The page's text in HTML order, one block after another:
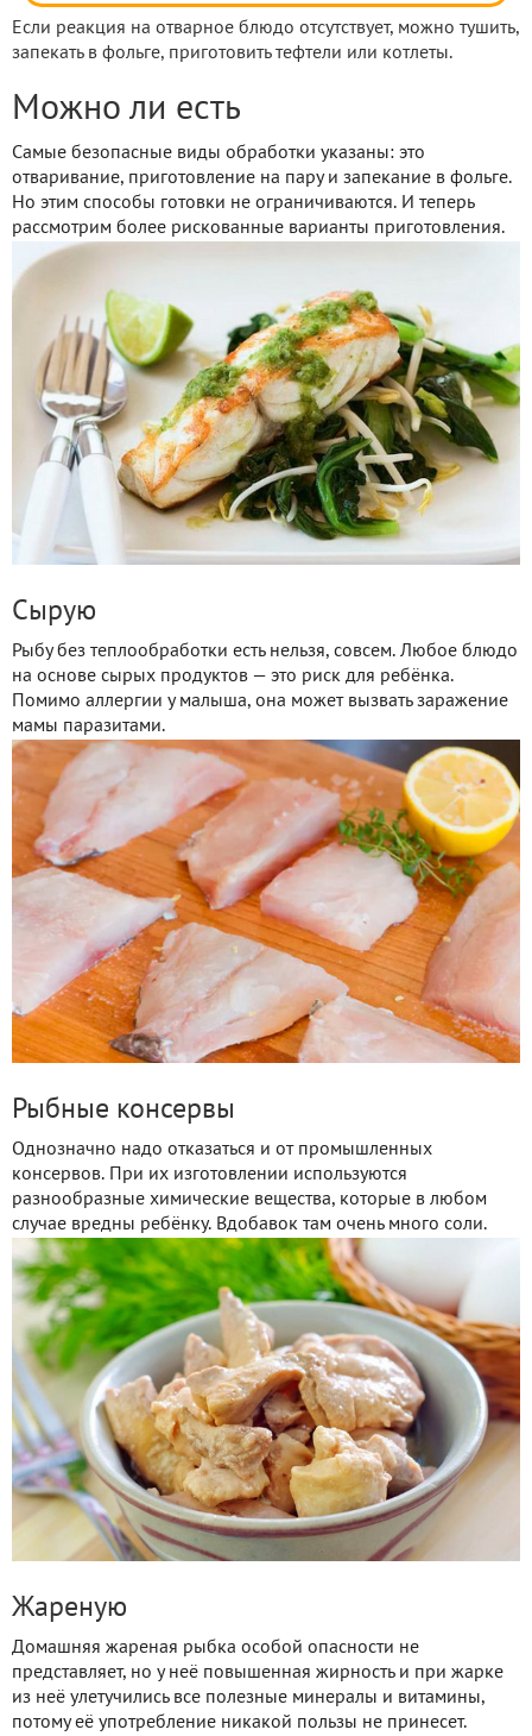
Если реакция на отварное блюдо отсутствует, можно тушить,
запекать в фольге, приготовить тефтели или котлеты.
Можно ли есть
Самые безопасные виды обработки указаны: это
отваривание, приготовление на пару и запекание в фольге.
Но этим способы готовки не ограничиваются. И теперь
рассмотрим более рискованные варианты приготовления.
Сырую
Рыбу без теплообработки есть нельзя, совсем. Любое блюдо
на основе сырых продуктов — это риск для ребёнка.
Помимо аллергии у малыша, она может вызвать заражение
мамы паразитами.
Рыбные консервы
Однозначно надо отказаться и от промышленных
консервов. При их изготовлении используются
разнообразные химические вещества, которые в любом
случае вредны ребёнку. Вдобавок там очень много соли.
Жареную
Домашняя жареная рыбка особой опасности не
представляет, но у неё повышенная жирность и при жарке
из неё улетучились все полезные минералы и витамины,
потому её употребление никакой пользы не принесет.